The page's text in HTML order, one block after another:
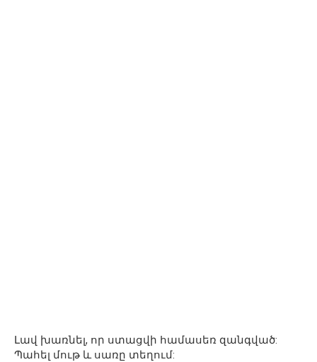
Լավ խառնել, որ ստացվի համասեռ զանգված:
Պահել մութ և սառը տեղում: